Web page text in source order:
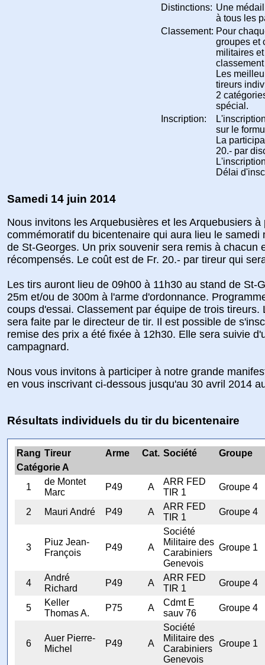
Distinctions: Une
à tous les
Classement: Pour
groupes et
militaires
Les
tireurs
2
spécial.
Inscription:
sur le
La
20.- par
Délai
Samedi 14 juin 2014
Nous invitons les Arquebusières et les Arquebusiers à
commémoratif du bicentenaire qui aura lieu le samedi
de St-Georges. Un prix souvenir sera remis à chacun
récompensés. Le coût est de Fr. 20.- par tireur qui
Les tirs auront lieu de 09h00 à 11h30 au stand de St-
25m et/ou de 300m à l'arme d'ordonnance.
coups d'essai. Classement par équipe de trois tireurs.
sera faite par le directeur de tir. Il est possible de
remise des prix a été fixée à 12h30. Elle sera suivie
campagnard.
Nous vous invitons à participer à notre grande
en vous inscrivant ci-dessous jusqu'au 30 avril 2014
Résultats individuels du tir du bicentenaire
Rang Tireur Arme Cat. Société
Groupe
Catégorie A
1
de Montet
Marc
P49 A
ARR FED
TIR 1
Groupe 4
2 Mauri André P49 A
ARR FED
TIR 1
Groupe 4
3
Piuz Jean-
François
P49 A
Société
Militaire des
Carabiniers
Genevois
Groupe 1
4
André
Richard
P49 A
ARR FED
TIR 1
Groupe 4
5
Keller
Thomas A.
P75 A
Cdmt E
sauv 76
Groupe 4
6
Auer Pierre-
Michel
P49 A
Société
Militaire des
Carabiniers
Genevois
Groupe 1